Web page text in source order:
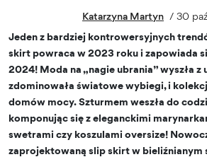
Katarzyna Martyn / 30
Jeden z bardziej kontrowersyjnych
skirt powraca w 2023 roku i zapowiada
2024! Moda na „nagie ubrania” wyszła z
zdominowała światowe wybiegi, i
domów mocy. Szturmem weszła do
komponując się z eleganckimi
swetrami czy koszulami oversize!
zaprojektowaną slip skirt w bieliźnianym